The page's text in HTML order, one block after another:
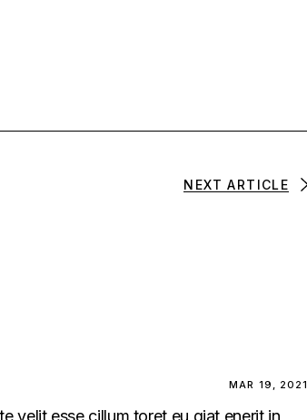
NEXT ARTICLE
MAR 19, 2021
velit esse cillum toret eu giat enerit in